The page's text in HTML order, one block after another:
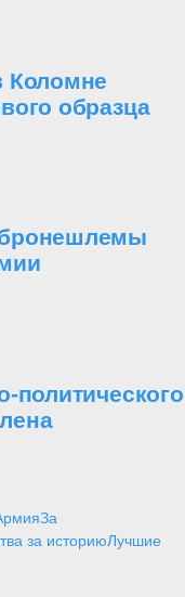
Коломне
образца
политического
За
за историюЛучшие